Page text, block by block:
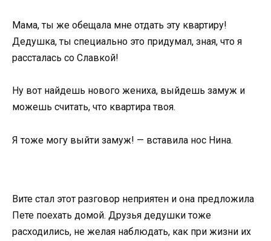
Мама, ты же обещала мне отдать эту квартиру!
Дедушка, ты специально это придумал, зная, что я
рассталась со Славкой!
Ну вот найдешь нового жениха, выйдешь замуж и
можешь считать, что квартира твоя.
Я тоже могу выйти замуж! — вставила нос Нина.
Вите стал этот разговор неприятен и она предложила
Пете поехать домой. Друзья дедушки тоже
расходились, не желая наблюдать, как при жизни их